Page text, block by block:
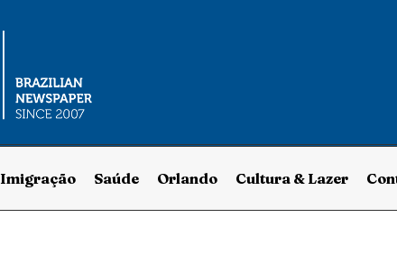
Imigração Saúde Orlando Cultura & Lazer